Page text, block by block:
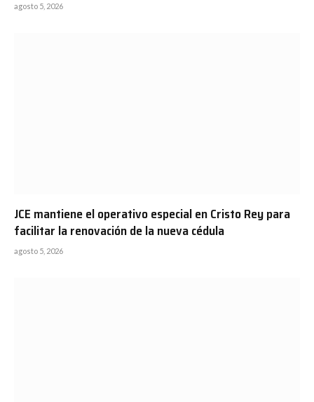
agosto 5, 2026
JCE mantiene el operativo especial en Cristo Rey para
facilitar la renovación de la nueva cédula
agosto 5, 2026